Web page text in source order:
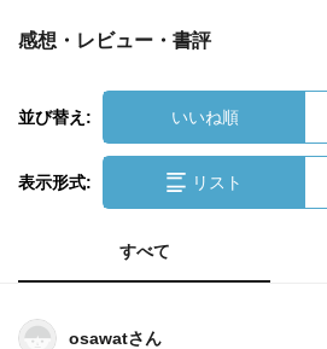
感想・レビュー・書評
並び替え: いいね順
表示形式: リスト
すべて
osawatさん